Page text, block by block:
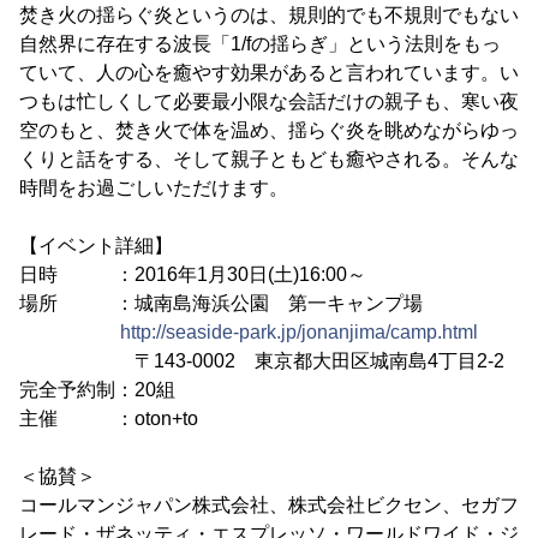
焚き火の揺らぐ炎というのは、規則的でも不規則でもない
自然界に存在する波長「1/fの揺らぎ」という法則をもっ
ていて、人の心を癒やす効果があると言われています。い
つもは忙しくして必要最小限な会話だけの親子も、寒い夜
空のもと、焚き火で体を温め、揺らぐ炎を眺めながらゆっ
くりと話をする、そして親子ともども癒やされる。そんな
時間をお過ごしいただけます。
【イベント詳細】
日時 ：2016年1月30日(土)16:00～
場所 ：城南島海浜公園 第一キャンプ場
http://seaside-park.jp/jonanjima/camp.html
〒143-0002 東京都大田区城南島4丁目2-2
完全予約制：20組
主催 ：oton+to
＜協賛＞
コールマンジャパン株式会社、株式会社ビクセン、セガフ
レード・ザネッティ・エスプレッソ・ワールドワイド・ジ